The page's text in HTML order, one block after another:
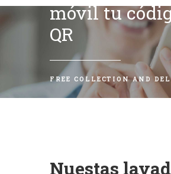
móvil tu
QR
FREE COLLECTION AND
Nuestas